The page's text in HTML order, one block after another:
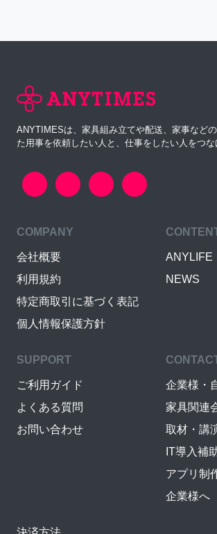
ANYTIMESは、家具組み立てや配送、家事など
た用事を依頼したい人と、仕事をしたい人をつな
COMPANY
会社概要
利用規約
特定商取引に基づく表記
個人情報保護方針
ANYLIFE
NEWS
SUPPORT
ご利用ガイド
よくある質問
お問い合わせ
企業様・
家具関連
取材・講
IT導入補
アプリ制
企業様へ